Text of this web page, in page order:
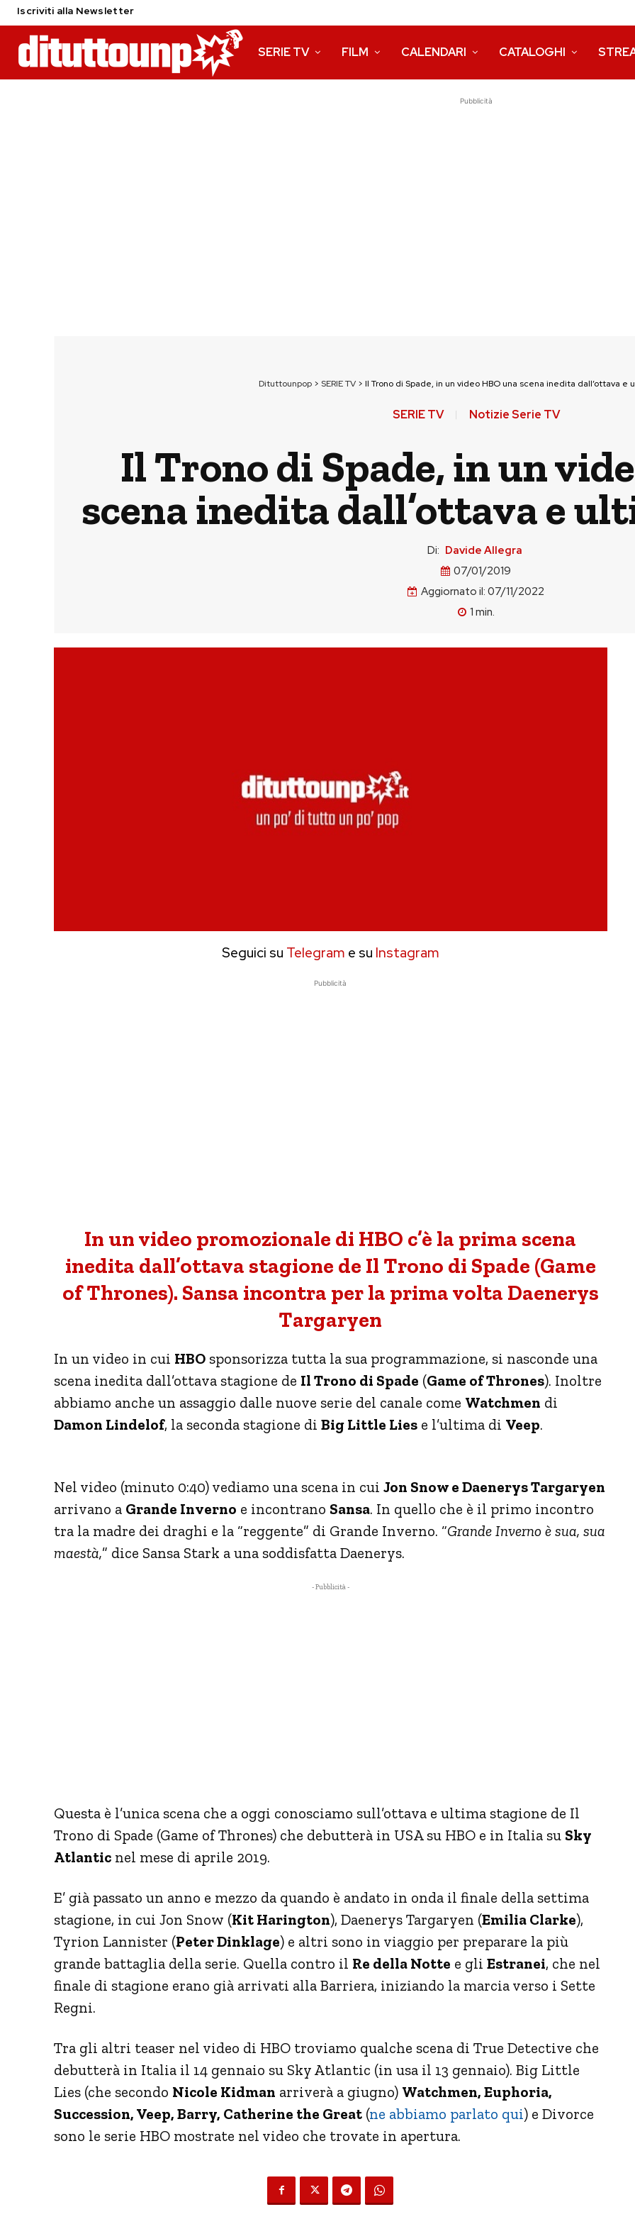
Iscriviti alla Newsletter
SERIE TV FILM CALENDARI CATALOGHI
Pubblicità
Dituttounpop> SERIE TV> Il Trono di Spade, in un video HBO una scena inedita dall’ottava e
SERIE TV Notizie Serie TV
Il Trono di Spade, in un
scena inedita dall’ottava e
Di: Davide Allegra
07/01/2019
Aggiornato il: 07/11/2022
1 min.
Seguici su Telegram e su Instagram
Pubblicità
In un video promozionale di HBO c’è la prima scena
inedita dall’ottava stagione de Il Trono di Spade (Game
of Thrones). Sansa incontra per la prima volta Daenerys
Targaryen
In un video in cui HBO sponsorizza tutta la sua programmazione, si nasconde una
scena inedita dall’ottava stagione de Il Trono di Spade (Game of Thrones). Inoltre
abbiamo anche un assaggio dalle nuove serie del canale come Watchmen di
Damon Lindelof, la seconda stagione di Big Little Lies e l’ultima di Veep.
Nel video (minuto 0:40) vediamo una scena in cui Jon Snow e Daenerys Targaryen
arrivano a Grande Inverno e incontrano Sansa. In quello che è il primo incontro
tra la madre dei draghi e la “reggente” di Grande Inverno. “Grande Inverno è sua, sua
maestà,” dice Sansa Stark a una soddisfatta Daenerys.
- Pubblicità -
Questa è l’unica scena che a oggi conosciamo sull’ottava e ultima stagione de Il
Trono di Spade (Game of Thrones) che debutterà in USA su HBO e in Italia su Sky
Atlantic nel mese di aprile 2019.
E’ già passato un anno e mezzo da quando è andato in onda il finale della settima
stagione, in cui Jon Snow (Kit Harington), Daenerys Targaryen (Emilia Clarke),
Tyrion Lannister (Peter Dinklage) e altri sono in viaggio per preparare la più
grande battaglia della serie. Quella contro il Re della Notte e gli Estranei, che nel
finale di stagione erano già arrivati alla Barriera, iniziando la marcia verso i Sette
Regni.
Tra gli altri teaser nel video di HBO troviamo qualche scena di True Detective che
debutterà in Italia il 14 gennaio su Sky Atlantic (in usa il 13 gennaio). Big Little
Lies (che secondo Nicole Kidman arriverà a giugno) Watchmen, Euphoria,
Succession, Veep, Barry, Catherine the Great (ne abbiamo parlato qui) e Divorce
sono le serie HBO mostrate nel video che trovate in apertura.